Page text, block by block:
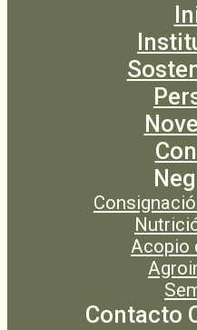
Acopio
Contacto